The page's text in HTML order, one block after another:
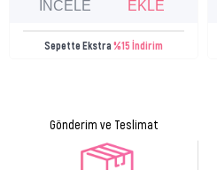
Sepette Ekstra%15 İndirim
İNCELE
EKLE
Gönderim ve Teslimat